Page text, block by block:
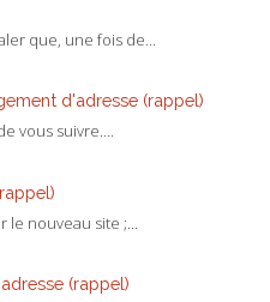
que, une fois de...
d'adresse (rappel)
vous suivre....
le nouveau site ;...
(rappel)